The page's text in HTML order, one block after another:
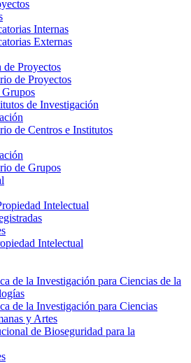
Internas
Externas
de Proyectos
de Proyectos
de Investigación
de Centros e Institutos
de Grupos
Intelectual
Intelectual
de la Investigación para Ciencias de la
de la Investigación para Ciencias
y Artes
de Bioseguridad para la